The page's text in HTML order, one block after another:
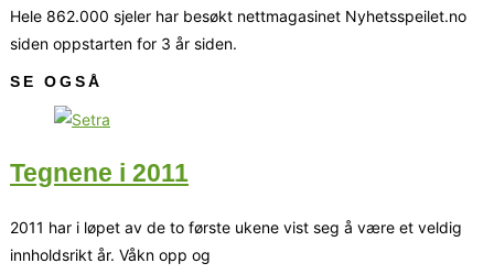
Hele 862.000 sjeler har besøkt nettmagasinet Nyhetsspeilet.no
siden oppstarten for 3 år siden.
SE OGSÅ
Tegnene i 2011
2011 har i løpet av de to første ukene vist seg å være et veldig
innholdsrikt år. Våkn opp og